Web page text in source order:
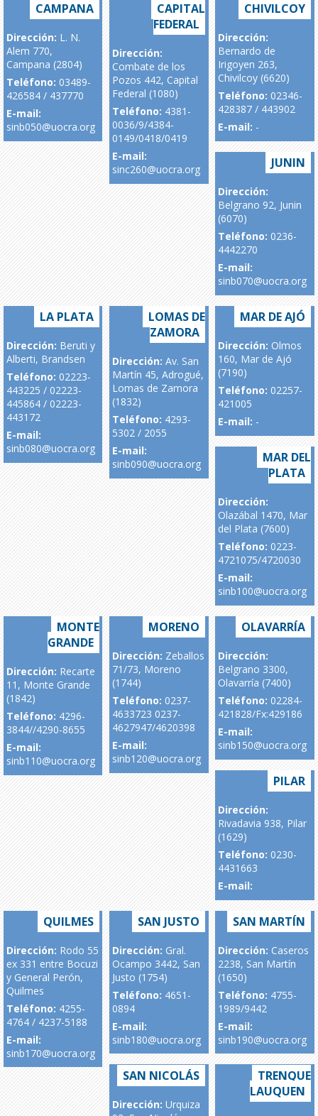
CAMPANA
Dirección: L. N.
Alem 770,
Campana (2804)
Teléfono: 03489-
426584 / 437770
E-mail:
sinb050@uocra.org
CAPITAL
FEDERAL
Dirección:
Combate de los
Pozos 442, Capital
Federal (1080)
Teléfono: 4381-
0036/9/4384-
0149/0418/0419
E-mail:
sinc260@uocra.org
CHIVILCOY
Dirección:
Bernardo de
Irigoyen 263,
Chivilcoy (6620)
Teléfono: 02346-
428387 / 443902
E-mail: -
JUNIN
Dirección:
Belgrano 92, Junin
(6070)
Teléfono: 0236-
4442270
E-mail:
sinb070@uocra.org
LA PLATA
Dirección: Beruti y
Alberti, Brandsen
Teléfono: 02223-
443225 / 02223-
445864 / 02223-
443172
E-mail:
sinb080@uocra.org
LOMAS DE
ZAMORA
Dirección: Av. San
Martín 45, Adrogué,
Lomas de Zamora
(1832)
Teléfono: 4293-
5302 / 2055
E-mail:
sinb090@uocra.org
MAR DE AJÓ
Dirección: Olmos
160, Mar de Ajó
(7190)
Teléfono: 02257-
421005
E-mail: -
MAR DEL
PLATA
Dirección:
Olazábal 1470, Mar
del Plata (7600)
Teléfono: 0223-
4721075/4720030
E-mail:
sinb100@uocra.org
MONTE
GRANDE
Dirección: Recarte
11, Monte Grande
(1842)
Teléfono: 4296-
3844//4290-8655
E-mail:
sinb110@uocra.org
MORENO
Dirección: Zeballos
71/73, Moreno
(1744)
Teléfono: 0237-
4633723 0237-
4627947/4620398
E-mail:
sinb120@uocra.org
OLAVARRÍA
Dirección:
Belgrano 3300,
Olavarría (7400)
Teléfono: 02284-
421828/Fx:429186
E-mail:
sinb150@uocra.org
PILAR
Dirección:
Rivadavia 938, Pilar
(1629)
Teléfono: 0230-
4431663
E-mail:
QUILMES
Dirección: Rodo 55
ex 331 entre Bocuzi
y General Perón,
Quilmes
Teléfono: 4255-
4764 / 4237-5188
E-mail:
sinb170@uocra.org
SAN JUSTO
Dirección: Gral.
Ocampo 3442, San
Justo (1754)
Teléfono: 4651-
0894
E-mail:
sinb180@uocra.org
SAN MARTÍN
Dirección: Caseros
2238, San Martín
(1650)
Teléfono: 4755-
1989/9442
E-mail:
sinb190@uocra.org
SAN NICOLÁS
Dirección: Urquiza
TRENQUE
LAUQUEN